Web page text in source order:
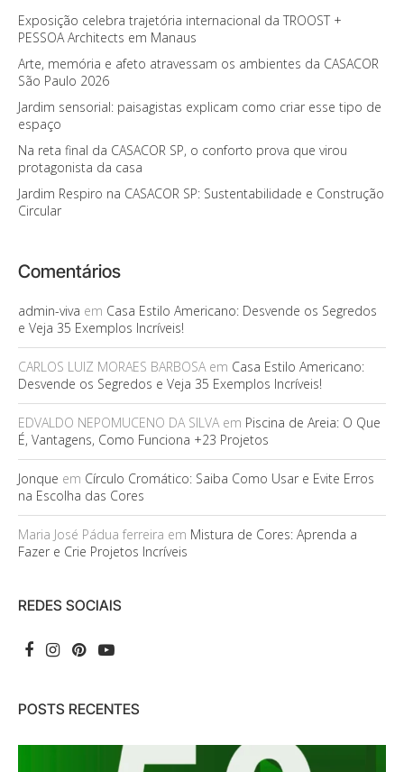
Exposição celebra trajetória internacional da TROOST +
PESSOA Architects em Manaus
Arte, memória e afeto atravessam os ambientes da CASACOR
São Paulo 2026
Jardim sensorial: paisagistas explicam como criar esse tipo de
espaço
Na reta final da CASACOR SP, o conforto prova que virou
protagonista da casa
Jardim Respiro na CASACOR SP: Sustentabilidade e Construção
Circular
Comentários
admin-viva em Casa Estilo Americano: Desvende os Segredos
e Veja 35 Exemplos Incríveis!
CARLOS LUIZ MORAES BARBOSA em Casa Estilo Americano:
Desvende os Segredos e Veja 35 Exemplos Incríveis!
EDVALDO NEPOMUCENO DA SILVA em Piscina de Areia: O Que
É, Vantagens, Como Funciona +23 Projetos
Jonque em Círculo Cromático: Saiba Como Usar e Evite Erros
na Escolha das Cores
Maria José Pádua ferreira em Mistura de Cores: Aprenda a
Fazer e Crie Projetos Incríveis
REDES SOCIAIS
POSTS RECENTES